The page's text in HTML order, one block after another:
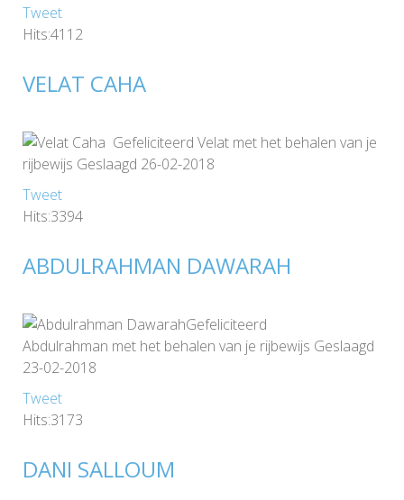
Tweet
Hits:4112
VELAT CAHA
Gefeliciteerd Velat met het behalen van je
rijbewijs Geslaagd 26-02-2018
Tweet
Hits:3394
ABDULRAHMAN DAWARAH
Gefeliciteerd
Abdulrahman met het behalen van je rijbewijs Geslaagd
23-02-2018
Tweet
Hits:3173
DANI SALLOUM